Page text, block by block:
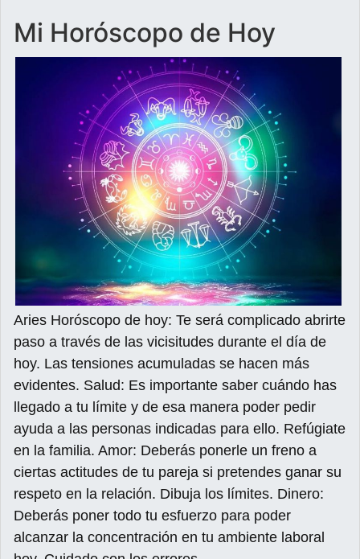
Mi Horóscopo de Hoy
Aries Horóscopo de hoy: Te será complicado abrirte
paso a través de las vicisitudes durante el día de
hoy. Las tensiones acumuladas se hacen más
evidentes. Salud: Es importante saber cuándo has
llegado a tu límite y de esa manera poder pedir
ayuda a las personas indicadas para ello. Refúgiate
en la familia. Amor: Deberás ponerle un freno a
ciertas actitudes de tu pareja si pretendes ganar su
respeto en la relación. Dibuja los límites. Dinero:
Deberás poner todo tu esfuerzo para poder
alcanzar la concentración en tu ambiente laboral